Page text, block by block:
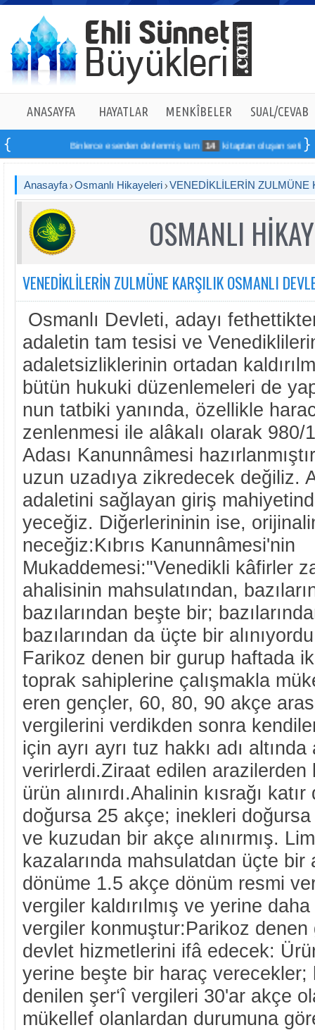
ANASAYFA HAYATLAR MENKÎBELER SUAL/CEVAB
Binlerce eserden derlenmiş tam 14 kitaptan oluşan seti online
Anasayfa Osmanlı Hikayeleri VENEDİKLİLERİN ZULMÜNE
OSMANLI
VENEDİKLİLERİN ZULMÜNE KARŞILIK OSMANLI
Osmanlı Devleti, adayı
adaletin tam tesisi ve
adaletsizliklerinin ortadan
bütün hukuki düzenlemeleri de
nun tatbiki yanında, özellikle
zenlenmesi ile alâkalı olarak 980/
Adası Kanunnâmesi
uzun uzadıya zikredecek değiliz.
adaletini sağlayan giriş
yeceğiz. Diğerlerininin ise,
neceğiz:Kıbrıs Kanunnâmesi'nin
Mukaddemesi:"Venedikli kâfirler
ahalisinin mah­sulatından,
bazılarından beşte bir;
bazılarından da üçte bir
Farikoz denen bir gurup haftada
toprak sahiplerine çalışmakla
eren gençler, 60, 80, 90 akçe
vergilerini verdikden sonra
için ayrı ayrı tuz hakkı adı
verirlerdi.Ziraat edilen
ürün alınırdı.Ahalinin kısrağı
doğursa 25 akçe; inekleri
ve kuzu­dan bir akçe alınırmış.
kazalarında mahsulatdan üçte bir
dönüme 1.5 akçe dönüm resmi
vergiler kaldırılmış ve yerine
vergiler konmuştur:Parikoz
devlet hizmet­lerini ifâ edecek:
yerine beşte bir haraç verecekler;
denilen şer‘î vergileri 30'ar akçe
mükellef olanlardan durumuna